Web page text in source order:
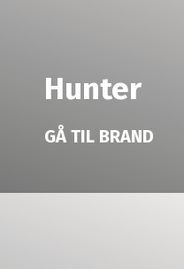
Hunter
GÅ TIL BRAND